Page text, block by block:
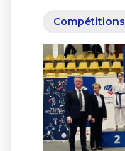
Compétitions